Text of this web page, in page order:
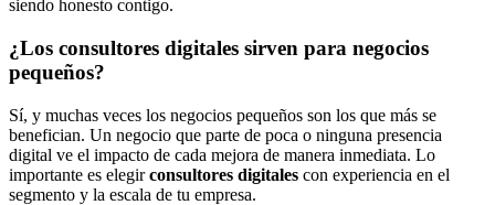
siendo honesto contigo.
¿Los consultores digitales sirven para negocios
pequeños?
Sí, y muchas veces los negocios pequeños son los que más se
benefician. Un negocio que parte de poca o ninguna presencia
digital ve el impacto de cada mejora de manera inmediata. Lo
importante es elegirconsultores digitales con experiencia en el
segmento y la escala de tu empresa.